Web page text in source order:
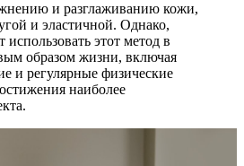
и разглаживанию кожи,
и эластичной. Однако,
этот метод в
образом жизни, включая
и регулярные физические
наиболее